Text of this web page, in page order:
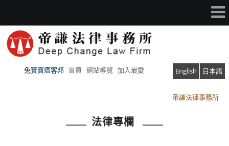
兔寶寶痞客邦 首頁 網站導覽 加入最愛 English 日本語
帝謙法律事務所
法律專欄